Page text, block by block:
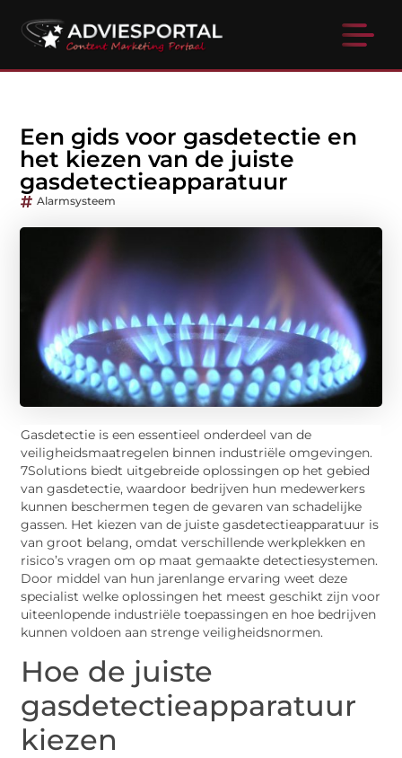
Een gids voor gasdetectie en
het kiezen van de juiste
gasdetectieapparatuur
Alarmsysteem
Gasdetectie is een essentieel onderdeel van de
veiligheidsmaatregelen binnen industriële omgevingen.
7Solutions biedt uitgebreide oplossingen op het gebied
van gasdetectie, waardoor bedrijven hun medewerkers
kunnen beschermen tegen de gevaren van schadelijke
gassen. Het kiezen van de juiste gasdetectieapparatuur is
van groot belang, omdat verschillende werkplekken en
risico’s vragen om op maat gemaakte detectiesystemen.
Door middel van hun jarenlange ervaring weet deze
specialist welke oplossingen het meest geschikt zijn voor
uiteenlopende industriële toepassingen en hoe bedrijven
kunnen voldoen aan strenge veiligheidsnormen.
Hoe de juiste
gasdetectieapparatuur
kiezen